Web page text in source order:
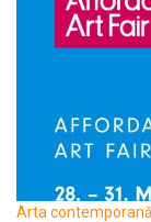
Arta